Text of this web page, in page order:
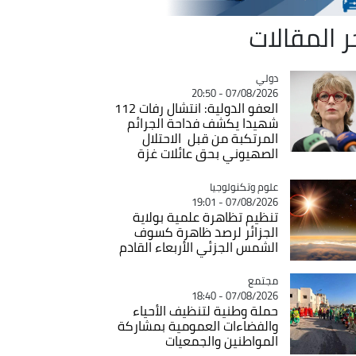
المقالات
Catégorie
دولي
07/08/2026 - 20:50
العفو الدولية: انتشال رفات 112
شهيدا يكشف فداحة الجرائم
المرتكبة من قبل الاحتلال
الصهيوني بحق عائلات غزة
Catégorie
علوم وتكنولوجيا
07/08/2026 - 19:01
تنظيم تظاهرة علمية بولاية
الجزائر لرصد ظاهرة كسوف
الشمس الجزئي الأربعاء القادم
Catégorie
مجتمع
07/08/2026 - 18:40
حملة وطنية لتنظيف الأحياء
والفضاءات العمومية بمشاركة
المواطنين والجمعيات